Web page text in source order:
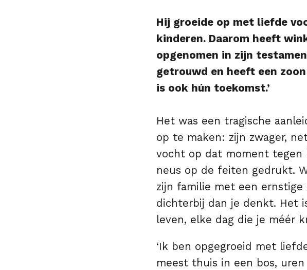
Hij groeide op met liefde
kinderen. Daarom heeft
opgenomen in zijn
getrouwd en heeft een
is ook hún toekomst.’
Het was een tragische
op te maken: zijn zwager,
vocht op dat moment tegen
neus op de feiten gedrukt.
zijn familie met een ernstige
dichterbij dan je denkt. Het
leven, elke dag die je méér
‘Ik ben opgegroeid met
meest thuis in een bos,